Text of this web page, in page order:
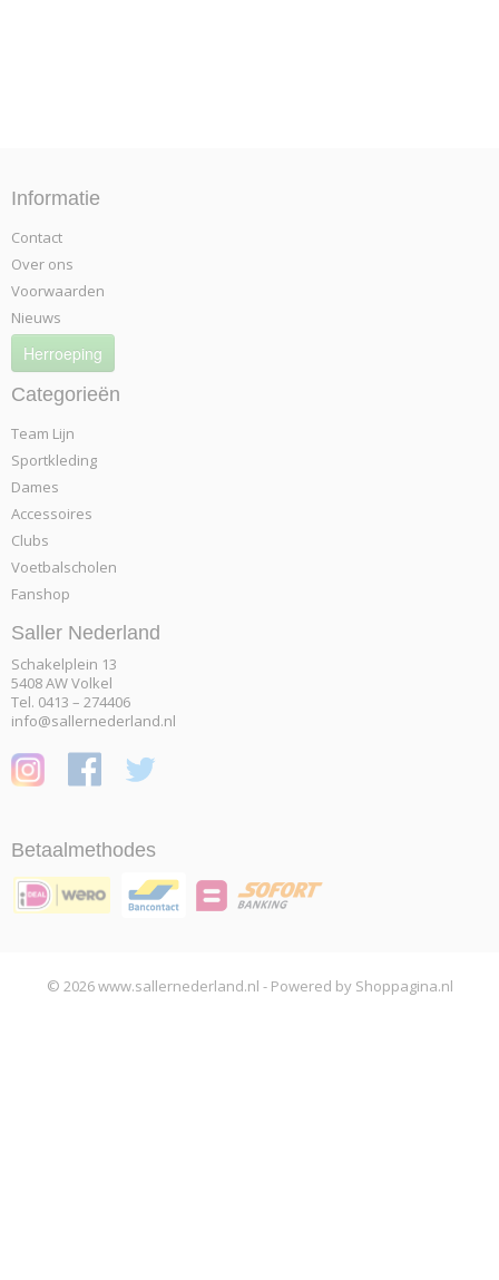
Informatie
Contact
Over ons
Voorwaarden
Nieuws
Herroeping
Categorieën
Team Lijn
Sportkleding
Dames
Accessoires
Clubs
Voetbalscholen
Fanshop
Saller Nederland
Schakelplein 13
5408 AW Volkel
Tel. 0413 – 274406
info@sallernederland.nl
Betaalmethodes
© 2026 www.sallernederland.nl - Powered by Shoppagina.nl